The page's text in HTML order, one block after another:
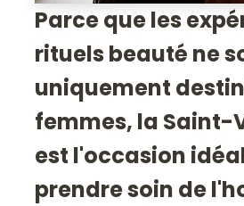
Parce que les
rituels beauté ne
uniquement
femmes, la Saint-
est l'occasion
prendre soin de